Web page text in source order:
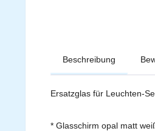
Beschreibung
Ersatzglas für Leuchten-
* Glasschirm opal matt